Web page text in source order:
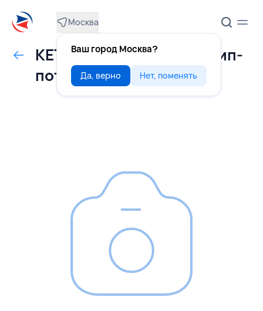
Москва
Ваш город Москва?
Да, верно Нет, поменять
КЕТЧУП томатный 25 г дип-
пот, EFKO FOOD, РОССИЯ